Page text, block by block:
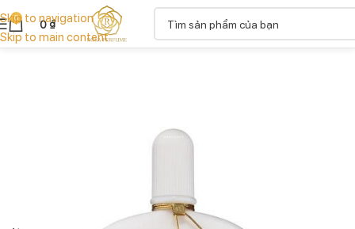
Skip to navigation
Skip to main content
0 0₫